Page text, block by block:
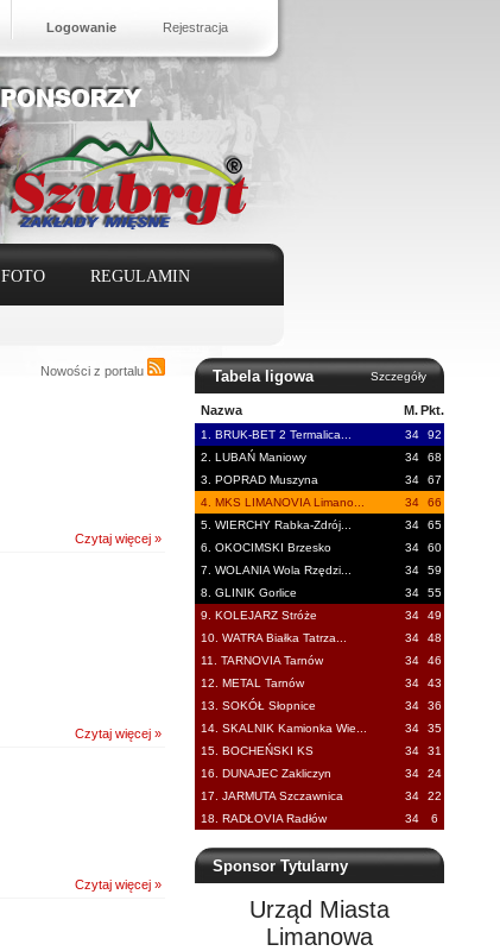
Logowanie Rejestracja
FOTO REGULAMIN
Tabela ligowa Szczegóły
Nazwa M. Pkt.
1. BRUK-BET 2 Termalica... 34
92
2. LUBAŃ Maniowy
34
68
3. POPRAD Muszyna
34
67
4. MKS LIMANOVIA Limano...
34
66
5. WIERCHY Rabka-Zdrój...
34
65
6. OKOCIMSKI Brzesko
34
60
7. WOLANIA Wola Rzędzi...
34
59
8. GLINIK Gorlice
34
55
9. KOLEJARZ Stróże
34
49
10. WATRA Białka Tatrza...
34
48
11. TARNOVIA Tarnów
34
46
12. METAL Tarnów
34
43
13. SOKÓŁ Słopnice
34
36
14. SKALNIK Kamionka Wie...
34
35
15. BOCHEŃSKI KS
34
31
16. DUNAJEC Zakliczyn
34
24
17. JARMUTA Szczawnica
34
22
18. RADŁOVIA Radłów
34 6
Sponsor Tytularny
Urząd Miasta
Limanowa
Czytaj więcej »
Czytaj więcej »
Czytaj więcej »
Nowości z portalu